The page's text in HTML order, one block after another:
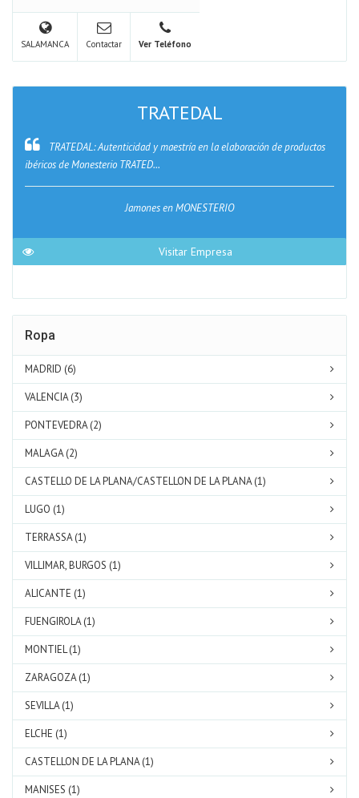
SALAMANCA Contactar Ver Teléfono
TRATEDAL
TRATEDAL: Autenticidad y maestría en la elaboración de productos
ibéricos de Monesterio TRATED...
Jamones en MONESTERIO
Visitar Empresa
Ropa
MADRID (6)
VALENCIA (3)
PONTEVEDRA (2)
MALAGA (2)
CASTELLO DE LA PLANA/CASTELLON DE LA PLANA (1)
LUGO (1)
TERRASSA (1)
VILLIMAR, BURGOS (1)
ALICANTE (1)
FUENGIROLA (1)
MONTIEL (1)
ZARAGOZA (1)
SEVILLA (1)
ELCHE (1)
CASTELLON DE LA PLANA (1)
MANISES (1)